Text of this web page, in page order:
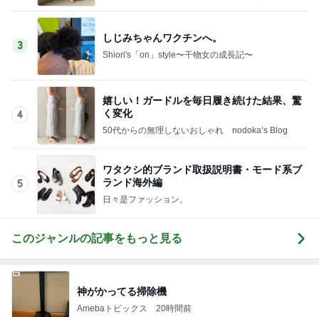
3
しじみちゃんワクチンへ。
Shiori's「on」style〜干物女の成長記〜
4
嬉しい！ガードルを毎日履き続けた結果、驚
く変化
50代からの無理しないおしゃれ nodoka’s Blog
5
ワタクシ的ブランド取扱説明書・モード系ブ
ランド海外編
日々是ファッション。
このジャンルの記事をもっと見る
神がかってる掃除機
Amebaトピックス 20時間前